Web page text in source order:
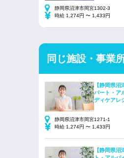
静岡県沼津市岡宮1302-3
時給 1,274円 〜 1,433円
同じ施設・事業
【静岡県
パート・ア
ディケアレ
静岡県沼津市岡宮1271-1
時給 1,274円 〜 1,433円
【静岡県